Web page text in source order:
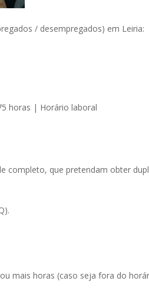
/ desempregados) em Leiria:
horas | Horário laboral
completo, que pretendam obter
mais horas (caso seja fora do